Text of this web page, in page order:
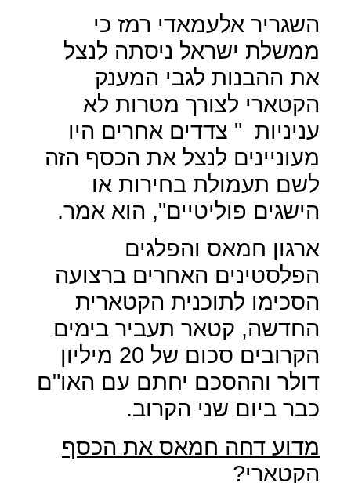
השגריר אלעמאדי רמז כי
ממשלת ישראל ניסתה לנצל
את ההבנות לגבי המענק
הקטארי לצורך מטרות לא
עניניות " צדדים אחרים היו
מעוניינים לנצל את הכסף הזה
לשם תעמולת בחירות או
הישגים פוליטיים", הוא אמר.
ארגון חמאס והפלגים
הפלסטינים האחרים ברצועה
הסכימו לתוכנית הקטארית
החדשה, קטאר תעביר בימים
הקרובים סכום של 20 מיליון
דולר וההסכם יחתם עם האו"ם
כבר ביום שני הקרוב.
מדוע דחה חמאס את הכסף
הקטארי?